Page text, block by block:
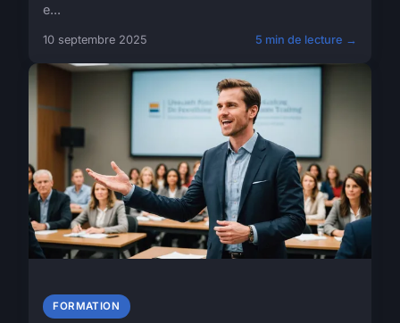
e...
10 septembre 2025 5 min de lecture →
FORMATION